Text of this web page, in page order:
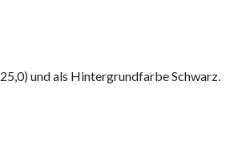
und als Hintergrundfarbe Schwarz.